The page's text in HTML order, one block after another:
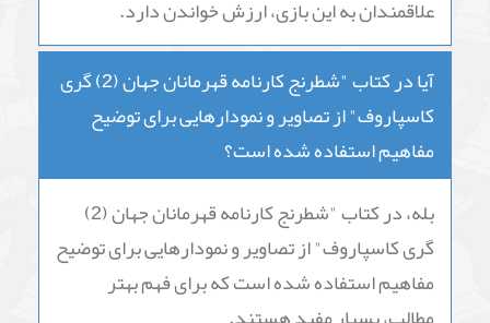
آیا کتاب "شطرنج کارنامه قهرمانان جهان (2) گری
کاسپاروف" با توجه به تاریخی بودن مباحث آن، هنوز
هم جذابیت دارد؟
بله، کتاب "شطرنج کارنامه قهرمانان جهان (2) گری
کاسپاروف" به عنوان یکی از کتاب‌های کلاسیک در
زمینه شطرنج، همچنان جذابیت دارد و برای
علاقمندان به این بازی، ارزش خواندن دارد.